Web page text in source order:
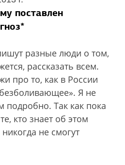
поставлен
разные люди о том,
рассказать всем.
про то, как в России
Я не
подробно. Так как пока
кто знает об этом
не смогут